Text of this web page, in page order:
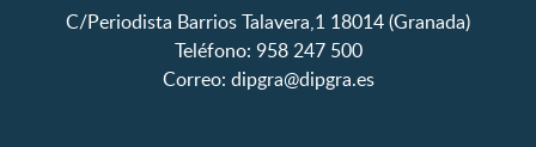
C/Periodista Barrios Talavera,1 18014 (Granada)
Teléfono: 958 247 500
Correo: dipgra@dipgra.es